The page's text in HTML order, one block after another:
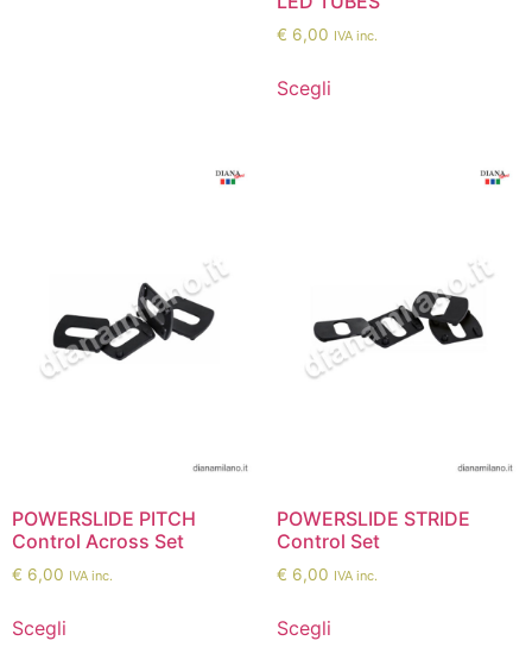
€ 6,00 IVA inc.
Scegli
POWERSLIDE PITCH
Control Across Set
€ 6,00 IVA inc.
Scegli
POWERSLIDE STRIDE
Control Set
€ 6,00 IVA inc.
Scegli